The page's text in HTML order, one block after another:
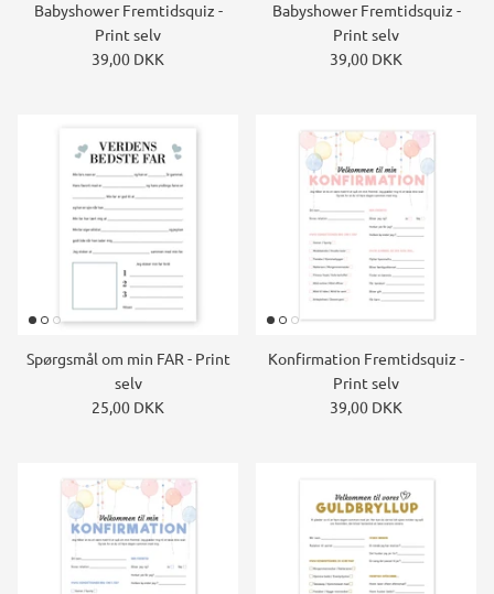
Konstruktions køretøj temafest
Katte temafest
Babyshower Fremtidsquiz -
Print selv
39,00 DKK
Babyshower Fremtidsquiz -
Print selv
39,00 DKK
Spørgsmål om min FAR - Print
selv
25,00 DKK
Konfirmation Fremtidsquiz -
Print selv
39,00 DKK